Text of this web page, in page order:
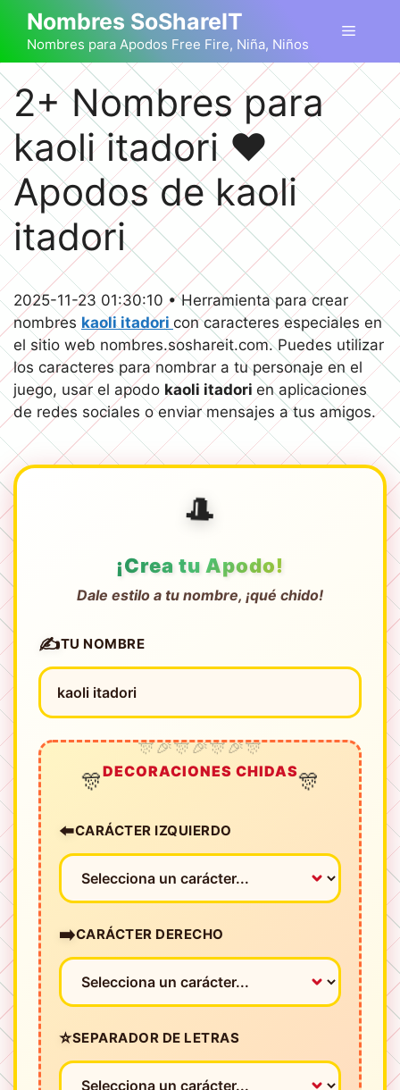
Saltar
contenido
Nombres SoShareIT
Nombres para Apodos Free Fire, Niña, Niños
Menú
2+ Nombres para
kaoli itadori ❤️
Apodos de kaoli
itadori
2025-11-23 01:30:10 • Herramienta para crear
nombres kaoli itadori con caracteres especiales en
el sitio web nombres.soshareit.com. Puedes utilizar
los caracteres para nombrar a tu personaje en el
juego, usar el apodo kaoli itadori en aplicaciones
de redes sociales o enviar mensajes a tus amigos.
🎩
¡Crea tu Apodo!
Dale estilo a tu nombre, ¡qué chido!
✍️TU NOMBRE
🎊DECORACIONES CHIDAS🎊
⬅️CARÁCTER IZQUIERDO
➡️CARÁCTER DERECHO
⭐SEPARADOR DE LETRAS